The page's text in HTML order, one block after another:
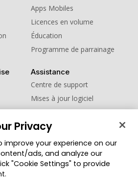
Apps Mobiles
Licences en volume
Éducation
Programme de parrainage
Assistance
Centre de support
Mises à jour logiciel
Centre d'apprentissage
Changer de région
Privacy
improve your experience on our
ads, and analyze our
"Cookie Settings" to provide